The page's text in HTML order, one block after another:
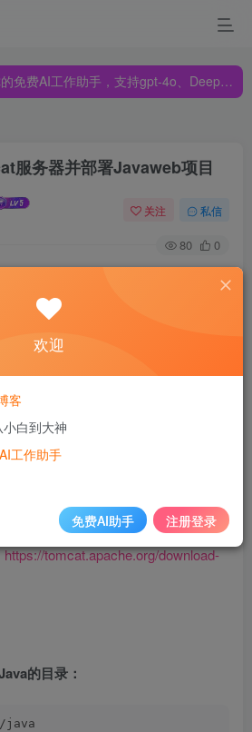
工作助手，支持gpt-4o、DeepSeek、Claude🔥🔥🔥🔥
工作助手，支持gpt-4o、DeepSeek、Claude🔥🔥🔥🔥
服务器并部署Javaweb项目
关注 私信
80 0
服务器并部署Javaweb项
包：（本文只讲述jdk11以下的部署
jdk，网
java/technologies/downloads/#ja
https://tomcat.apache.org/download-
的目录：
java
欢迎
客
白到大神
工作助手
免费AI助手 注册登录